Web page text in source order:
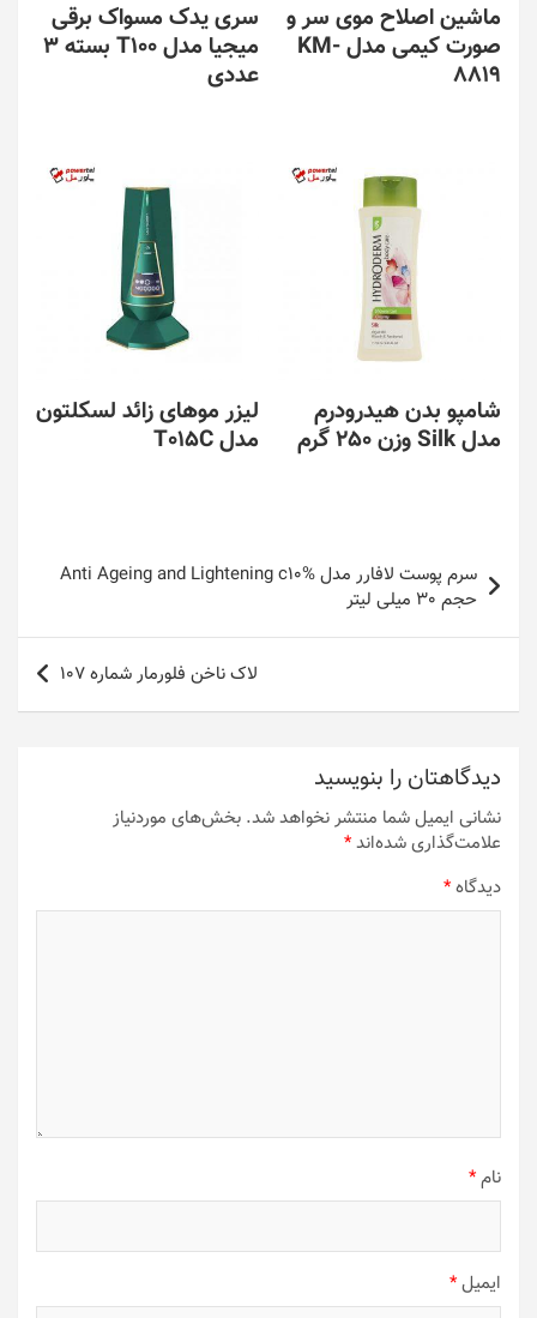
ماشین اصلاح موی سر و
صورت کیمی مدل KM-
8819
سری یدک مسواک برقی
میجیا مدل T100 بسته 3
عددی
شامپو بدن هيدرودرم
مدل Silk وزن 250 گرم
لیزر موهای زائد لسکلتون
مدل T015C
نوشته
سرم پوست لافارر مدل Anti Ageing and Lightening c10%
حجم 30 میلی لیتر
لاک ناخن فلورمار شماره 107
دیدگاهتان را بنویسید
نشانی ایمیل شما منتشر نخواهد شد. بخش‌های موردنیاز
علامت‌گذاری شده‌اند*
دیدگاه*
نام*
ایمیل*